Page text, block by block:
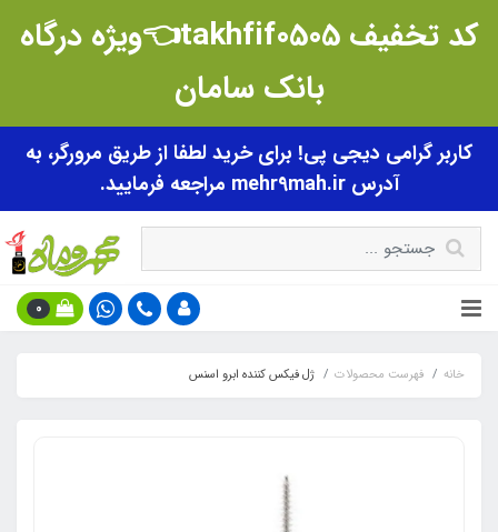
کد تخفیف takhfif0505👈ویژه درگاه
بانک سامان
کاربر گرامی دیجی پی! برای خرید لطفا از طریق مرورگر، به
آدرس mehr9mah.ir مراجعه فرمایید.
0
خانه فهرست محصولات ژل فیکس کننده ابرو اسنس